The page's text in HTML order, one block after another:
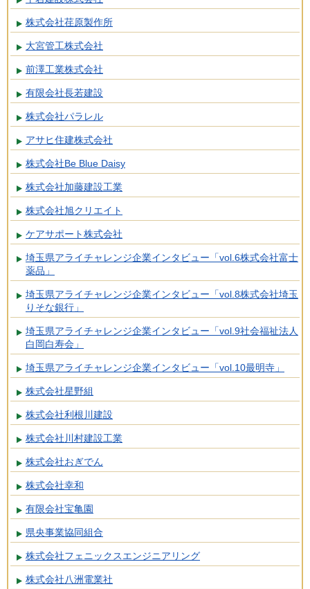
株式会社荏原製作所
大宮管工株式会社
前澤工業株式会社
有限会社長若建設
株式会社パラレル
アサヒ住建株式会社
株式会社Be Blue Daisy
株式会社加藤建設工業
株式会社旭クリエイト
ケアサポート株式会社
埼玉県アライチャレンジ企業インタビュー「vol.6株式会社富士
薬品」
埼玉県アライチャレンジ企業インタビュー「vol.8株式会社埼玉
りそな銀行」
埼玉県アライチャレンジ企業インタビュー「vol.9社会福祉法人
白岡白寿会」
埼玉県アライチャレンジ企業インタビュー「vol.10最明寺」
株式会社星野組
株式会社利根川建設
株式会社川村建設工業
株式会社おぎでん
株式会社幸和
有限会社宝亀園
県央事業協同組合
株式会社フェニックスエンジニアリング
株式会社八洲電業社